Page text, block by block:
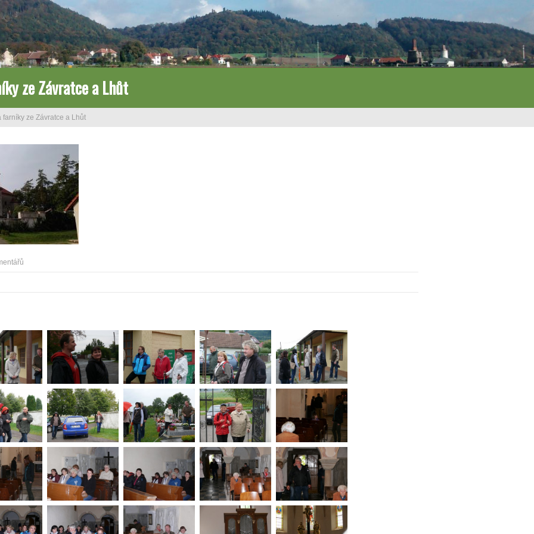
ze Závratce a Lhůt
farníky ze Závratce a Lhůt